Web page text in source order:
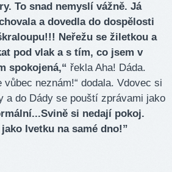
To snad nemyslí vážně. Já
a dovedla do dospělosti
Neřežu se žiletkou a
pod vlak a s tím, co jsem v
spokojená,“ řekla Aha! Dáda.
vůbec neznám!“ dodala. Vdovec si
a do Dády se pouští zprávami jako
si nedají pokoj.
Ivetku na samé dno!”